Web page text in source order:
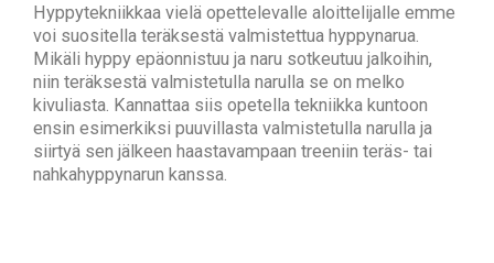
Hyppytekniikkaa vielä opettelevalle aloittelijalle emme
voi suositella teräksestä valmistettua hyppynarua.
Mikäli hyppy epäonnistuu ja naru sotkeutuu jalkoihin,
niin teräksestä valmistetulla narulla se on melko
kivuliasta. Kannattaa siis opetella tekniikka kuntoon
ensin esimerkiksi puuvillasta valmistetulla narulla ja
siirtyä sen jälkeen haastavampaan treeniin teräs- tai
nahkahyppynarun kanssa.